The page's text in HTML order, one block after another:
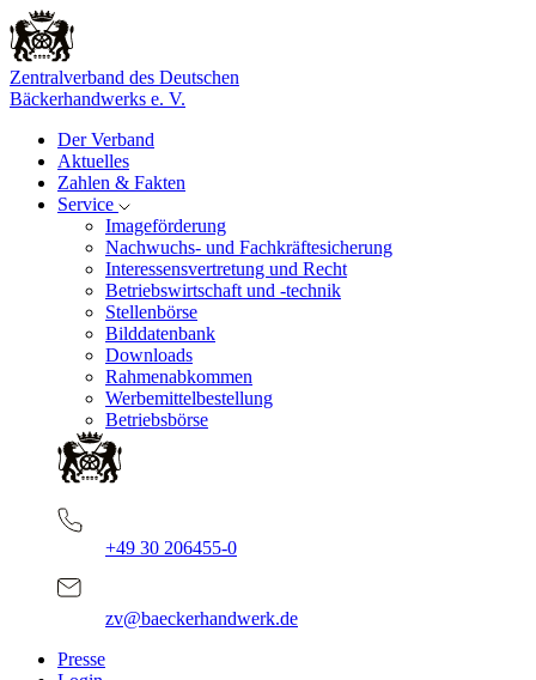
Zentralverband des Deutschen
Bäckerhandwerks e. V.
Der Verband
Aktuelles
Zahlen & Fakten
Service
Imageförderung
Nachwuchs- und Fachkräftesicherung
Interessensvertretung und Recht
Betriebswirtschaft und -technik
Stellenbörse
Bilddatenbank
Downloads
Rahmenabkommen
Werbemittelbestellung
Betriebsbörse
+49 30 206455-0
zv@baeckerhandwerk.de
Presse